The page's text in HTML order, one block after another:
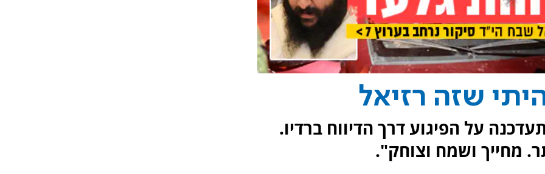
שזה רזיאל
על הפיגוע דרך הדיווח ברדיו.
מחייך ושמח וצוחק".